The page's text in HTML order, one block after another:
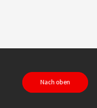
auf LinkedIn
Nach oben